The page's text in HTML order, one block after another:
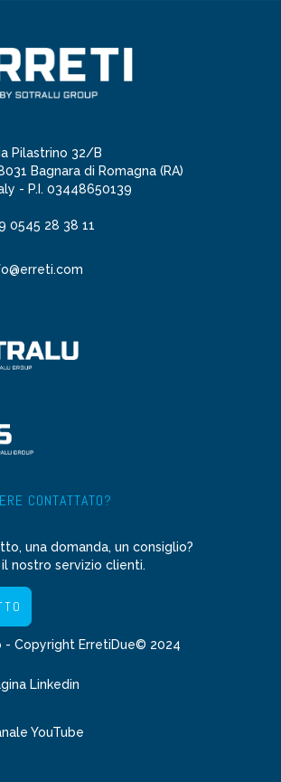
Pilastrino 32/B
Bagnara di Romagna (RA)
- P.I. 03448650139
0545 28 38 11
CONTATTATO?
una domanda, un consiglio?
nostro servizio clienti.
- Copyright ErretiDue© 2024
Linkedin
YouTube